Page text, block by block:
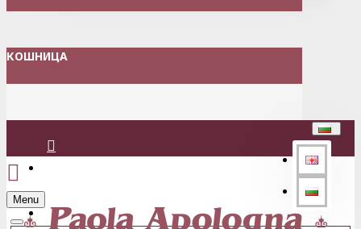
КОШНИЦА
Регистрация
Menu